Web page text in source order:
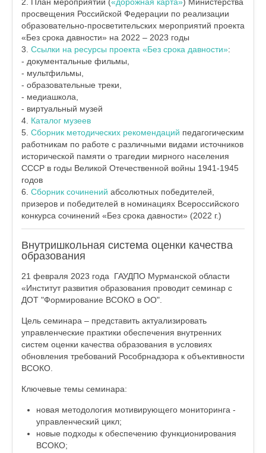
просвещения Российской Федерации по реализации
образовательно-просветительских мероприятий проекта
«Без срока давности» на 2022 – 2023 годы
3. Ссылки на ресурсы проекта «Без срока давности»:
- документальные фильмы,
- мультфильмы,
- образовательные треки,
- медиашкола,
- виртуальный музей
4. Каталог музеев
5. Сборник методических рекомендаций педагогическим
работникам по работе с различными видами источников
исторической памяти о трагедии мирного населения
СССР в годы Великой Отечественной войны 1941-1945
годов
6. Сборник сочинений абсолютных победителей,
призеров и победителей в номинациях Всероссийского
конкурса сочинений «Без срока давности» (2022 г.)
Внутришкольная система оценки качества
образования
21 февраля 2023 года ГАУДПО Мурманской области
«Институт развития образования проводит семинар с
ДОТ "Формирование ВСОКО в ОО".
Цель семинара – представить актуализировать
управленческие практики обеспечения внутренних
систем оценки качества образования в условиях
обновления требований Рособрнадзора к объективности
ВСОКО.
Ключевые темы семинара:
новая методология мотивирующего мониторинга -
управленческий цикл;
новые подходы к обеспечению функционирования
ВСОКО;